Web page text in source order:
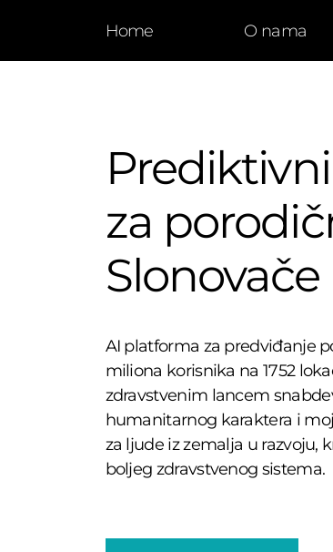
Home O nama
za
Slonovače
AI platforma za predviđanje
miliona korisnika na 1752
zdravstvenim lancem
humanitarnog karaktera i
za ljude iz zemalja u razvoju,
boljeg zdravstvenog sistema.